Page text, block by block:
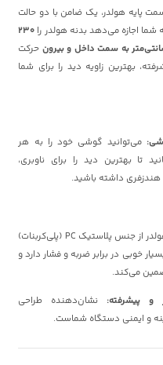
پایه هولدر، یک ضامن با دو حالت
شما اجازه می‌دهد بدنه هولدر را 230
حرکت
بهترین زاویه دید را برای شما
می‌توانید گوشی خود را به هر
تا بهترین دید را برای ناوبری،
داشته باشید.
این هولدر از جنس پلاستیک PC (پلی‌کربنات)
خوبی در برابر ضربه و فشار دارد و
می‌کند.
و پیشرفته: نشان‌دهنده طراحی
و ایمنی دستگاه شماست.